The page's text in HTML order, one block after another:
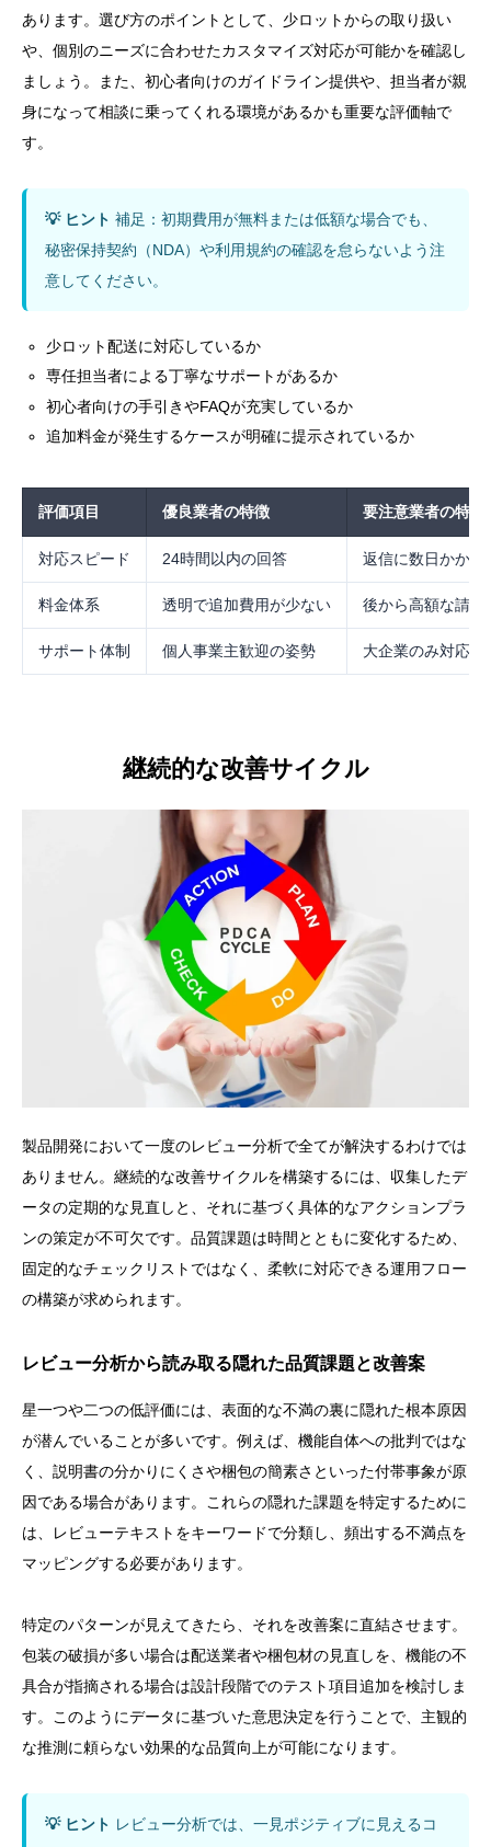
あります。選び方のポイントとして、少ロットからの取り扱い
や、個別のニーズに合わせたカスタマイズ対応が可能かを確認し
ましょう。また、初心者向けのガイドライン提供や、担当者が親
身になって相談に乗ってくれる環境があるかも重要な評価軸で
す。
💡 ヒント 補足：初期費用が無料または低額な場合でも、
秘密保持契約（NDA）や利用規約の確認を怠らないよう注
意してください。
少ロット配送に対応しているか
専任担当者による丁寧なサポートがあるか
初心者向けの手引きやFAQが充実しているか
追加料金が発生するケースが明確に提示されているか
評価項目 優良業者の特徴 要注意業者の特徴
対応スピード 24時間以内の回答 返信に数日かかる
料金体系 透明で追加費用が少ない 後から高額な請求
サポート体制 個人事業主歓迎の姿勢 大企業のみ対応
継続的な改善サイクル
製品開発において一度のレビュー分析で全てが解決するわけでは
ありません。継続的な改善サイクルを構築するには、収集したデ
ータの定期的な見直しと、それに基づく具体的なアクションプラ
ンの策定が不可欠です。品質課題は時間とともに変化するため、
固定的なチェックリストではなく、柔軟に対応できる運用フロー
の構築が求められます。
レビュー分析から読み取る隠れた品質課題と改善案
星一つや二つの低評価には、表面的な不満の裏に隠れた根本原因
が潜んでいることが多いです。例えば、機能自体への批判ではな
く、説明書の分かりにくさや梱包の簡素さといった付帯事象が原
因である場合があります。これらの隠れた課題を特定するために
は、レビューテキストをキーワードで分類し、頻出する不満点を
マッピングする必要があります。
特定のパターンが見えてきたら、それを改善案に直結させます。
包装の破損が多い場合は配送業者や梱包材の見直しを、機能の不
具合が指摘される場合は設計段階でのテスト項目追加を検討しま
す。このようにデータに基づいた意思決定を行うことで、主観的
な推測に頼らない効果的な品質向上が可能になります。
💡 ヒント レビュー分析では、一見ポジティブに見えるコ